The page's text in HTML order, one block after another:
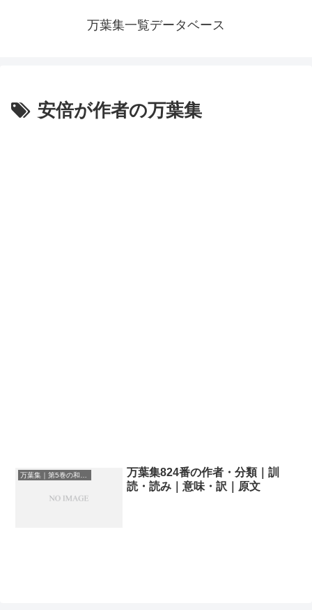
万葉集一覧データベース
安倍が作者の万葉集
万葉集824番の作者・分類｜訓
読・読み｜意味・訳｜原文